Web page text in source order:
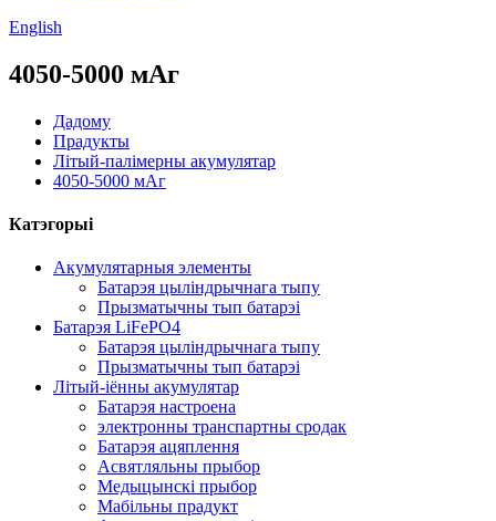
English
4050-5000 мАг
Дадому
Прадукты
Літый-палімерны акумулятар
4050-5000 мАг
Катэгорыі
Акумулятарныя элементы
Батарэя цыліндрычнага тыпу
Прызматычны тып батарэі
Батарэя LiFePO4
Батарэя цыліндрычнага тыпу
Прызматычны тып батарэі
Літый-іённы акумулятар
Батарэя настроена
электронны транспартны сродак
Батарэя ацяплення
Асвятляльны прыбор
Медыцынскі прыбор
Мабільны прадукт